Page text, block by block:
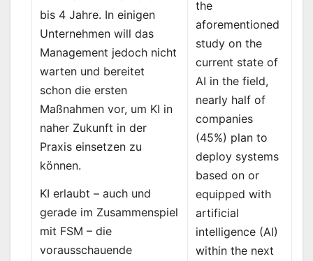
bis 4 Jahre. In einigen
Unternehmen will das
Management jedoch nicht
warten und bereitet
schon die ersten
Maßnahmen vor, um KI in
naher Zukunft in der
Praxis einsetzen zu
können.
KI erlaubt – auch und
gerade im Zusammenspiel
mit FSM – die
vorausschauende
the
aforementioned
study on the
current state of
AI in the field,
nearly half of
companies
(45%) plan to
deploy systems
based on or
equipped with
artificial
intelligence (AI)
within the next